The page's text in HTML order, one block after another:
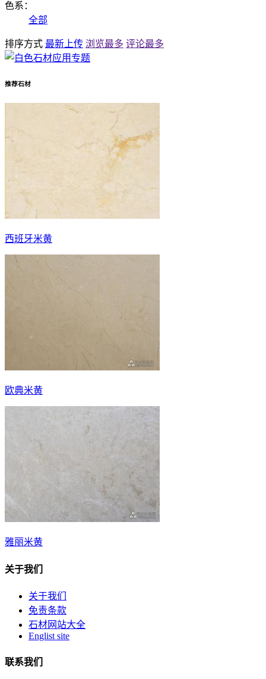
色系：
全部
排序方式 最新上传 浏览最多 评论最多
推荐石材
西班牙米黄
欧典米黄
雅丽米黄
关于我们
关于我们
免责条款
石材网站大全
Englist site
联系我们